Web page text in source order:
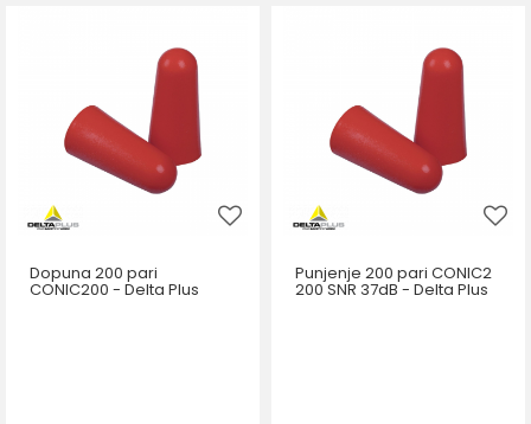
DODAJ U KORPU DODAJ U KORPU
Dopuna 200 pari
CONIC200 - Delta Plus
Punjenje 200 pari CONIC2
200 SNR 37dB - Delta Plus